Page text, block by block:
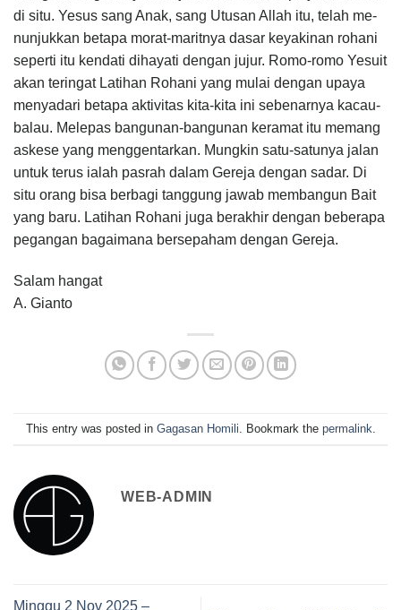
di situ. Yesus sang Anak, sang Utusan Allah itu, telah me­-
nun­jukkan betapa morat-maritnya dasar keyakinan rohani
seperti itu kendati dihayati dengan jujur. Romo-romo Yesuit
akan teringat Latihan Rohani yang mulai dengan upaya
menyadari betapa aktivitas kita-kita ini sebenarnya kacau-
balau. Melepas bangunan-bangunan keramat itu memang
askese yang menggentarkan. Mungkin satu-satunya jalan
untuk terus ialah pasrah dalam Gereja dengan sadar. Di
situ orang bisa berbagi tanggung jawab membangun Bait
yang baru. Latihan Rohani juga berakhir dengan beberapa
pegangan bagaimana bersepaham dengan Gereja.
Salam hangat
A. Gianto
This entry was posted in Gagasan Homili . Bookmark the permalink
WEB-ADMIN
Minggu 2 Nov 2025 –